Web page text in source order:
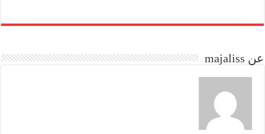
bo
to
n
ail
re
عن majaliss